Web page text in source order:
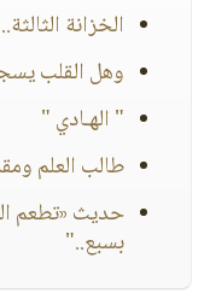
الخزانة الثالثة..
وهل القلب
" الهـادي "
طالب العلم
حديث «تطعم
بسبع.."